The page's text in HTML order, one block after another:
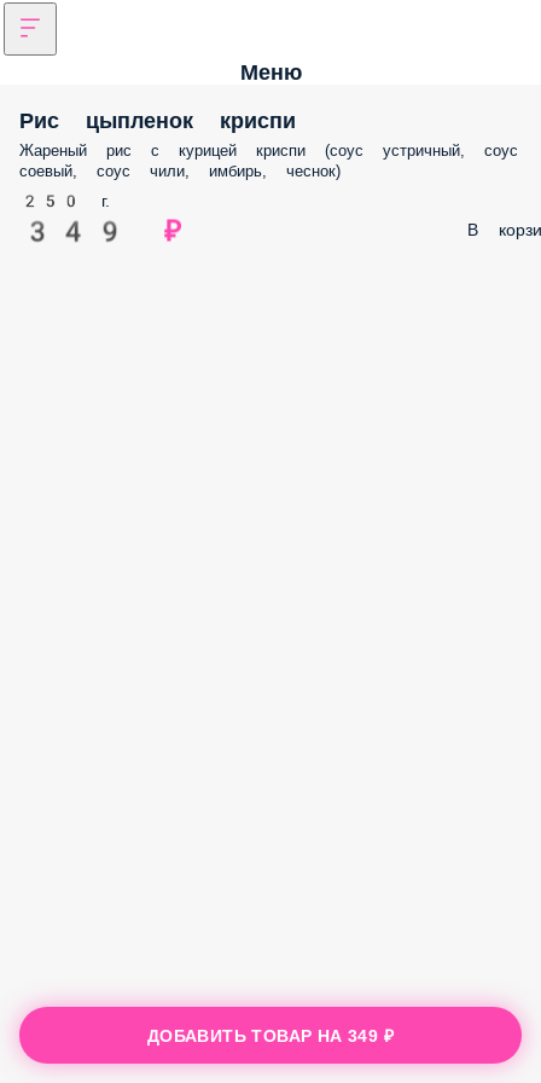
Меню
Рис цыпленок криспи
Жареный рис с курицей криспи (соус устричный, соус
соевый, соус чили, имбирь, чеснок)
250 г.
349 ₽ В
ДОБАВИТЬ ТОВАР НА349 ₽